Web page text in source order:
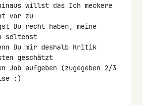
willst das Ich meckere
vor zu
Du recht haben, meine
seltenst
Du mir deshalb Kritik
geschätzt
Job aufgeben (zugegeben 2/3
:)